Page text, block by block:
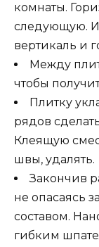
комнаты.
следующую.
вертикаль и
Между
чтобы
Плитку
рядов
Клеящую
швы, удалять.
Закончив
не опасаясь
составом.
гибким